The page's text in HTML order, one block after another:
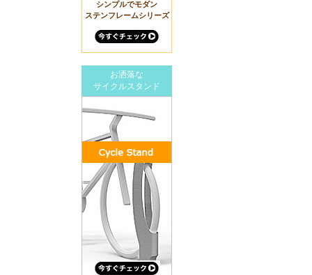
シンプルでモダン
ステンフレームシリーズ
お洒落な
サイクルスタンド